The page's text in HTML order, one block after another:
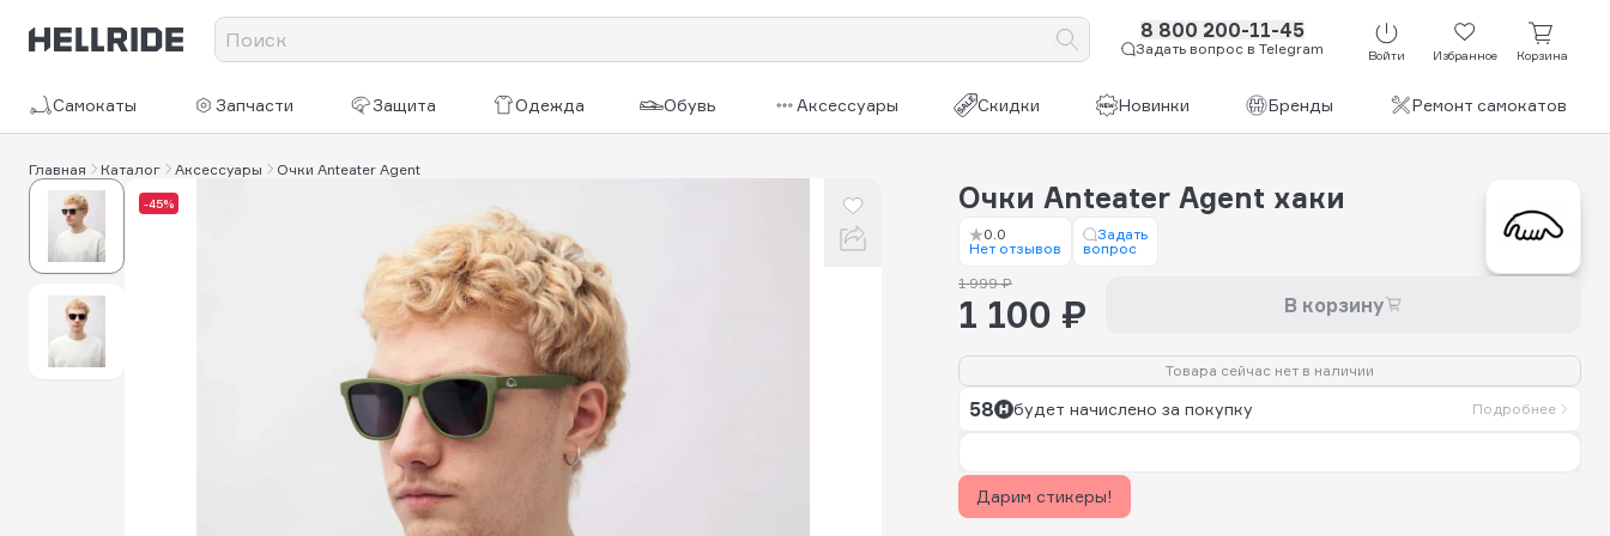
8 800 200-11-45
Задать вопрос в Telegram Войти Избранное Корзина
Самокаты Запчасти Защита Одежда Обувь Аксессуары Скидки Новинки Бренды Ремонт самокатов
Главная Каталог Аксессуары Очки Anteater Agent
-45% Очки Anteater Agent хаки
0.0
Нет отзывов
Задать
вопрос
1 999 ₽
1 100 ₽ В корзину
Товара сейчас нет в наличии
58 будет начислено за покупку Подробнее
Дарим стикеры!